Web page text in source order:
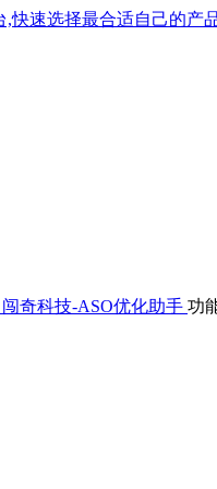
闯奇科技-ASO优化助手 功